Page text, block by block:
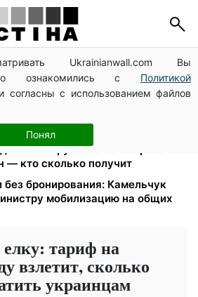
Ukrainianwall.com Вы
ознакомились с Политикой
и согласны с использованием файлов
Понял
9 августа: апостол Матфий,
Успенского поста и приметы на
ПФУ принимает заявления
печного отопления
III группы с сентября: от
— кто сколько получит
бронирования: Камельчук
мобилизацию на общих
тариф на
взлетит, сколько
украинцам